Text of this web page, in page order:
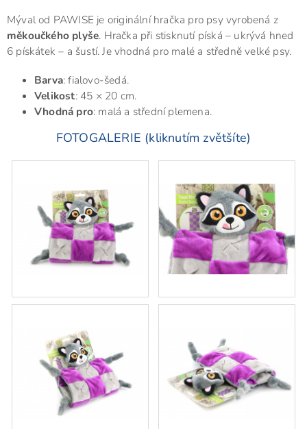
Mýval od PAWISE je originální hračka pro psy vyrobená z
měkoučkého plyše. Hračka při stisknutí píská – ukrývá hned
6 pískátek – a šustí. Je vhodná pro malé a středně velké psy.
Barva: fialovo-šedá.
Velikost: 45 × 20 cm.
Vhodná pro: malá a střední plemena.
FOTOGALERIE (kliknutím zvětšíte)